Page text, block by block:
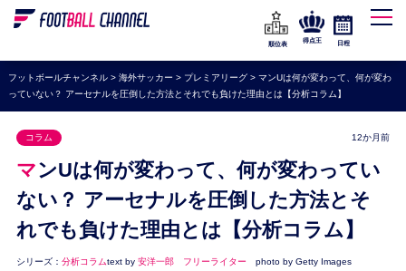
WEリーグ
海外サッカー
プレミアリーグ
セリエA
ブンデスリーガ
UEFA
ナショナルチーム
順位表
得点王 日程
フットボールチャンネル> 海外サッカー > プレミアリーグ> マンUは何が変わって、何が変わ
っていない？ アーセナルを圧倒した方法とそれでも負けた理由とは【分析コラム】
コラム 12か月前
マンUは何が変わって、何が変わってい
ない？ アーセナルを圧倒した方法とそ
れでも負けた理由とは【分析コラム】
シリーズ： 分析コラムtext by 安洋一郎 フリーライター photo by Getty Images